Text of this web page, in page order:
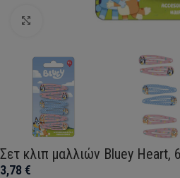
Click to enlarge
Σετ κλιπ μαλλιών Bluey Heart,
3,78€